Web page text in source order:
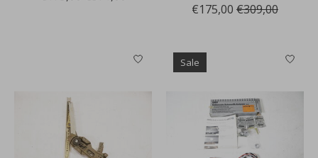
€175,00 €309,00
Sale